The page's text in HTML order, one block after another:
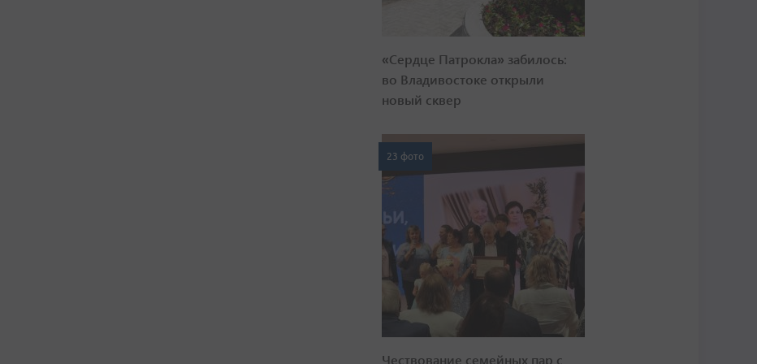
«Сердце Патрокла» забилось:
во Владивостоке открыли
новый сквер
23 фото
Чествование семейных пар с